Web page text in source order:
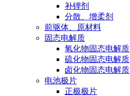
补锂剂
分散、增柔剂
前驱体、原材料
固态电解质
氧化物固态电解质
硫化物固态电解质
卤化物固态电解质
电池极片
正极极片